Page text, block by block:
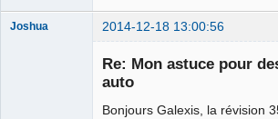
Joshua 2014-12-18 13:00:56
Re: Mon astuce pour
auto
Bonjours Galexis, la révision